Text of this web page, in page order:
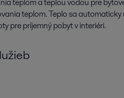
teplom. Teplo sa
pre príjemný pobyt v interiéri.